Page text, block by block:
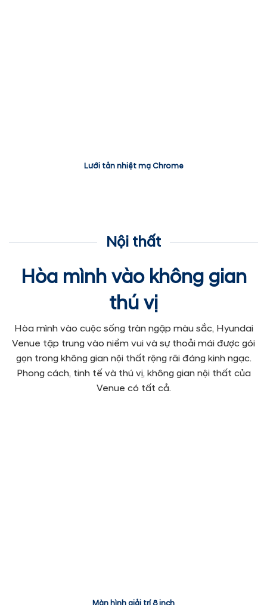
Lưới tản nhiệt mạ Chrome
Nội thất
Hòa mình vào không gian
thú vị
Hòa mình vào cuộc sống tràn ngập màu sắc, Hyundai
Venue tập trung vào niềm vui và sự thoải mái được gói
gọn trong không gian nội thất rộng rãi đáng kinh ngạc.
Phong cách, tinh tế và thú vị, không gian nội thất của
Venue có tất cả.